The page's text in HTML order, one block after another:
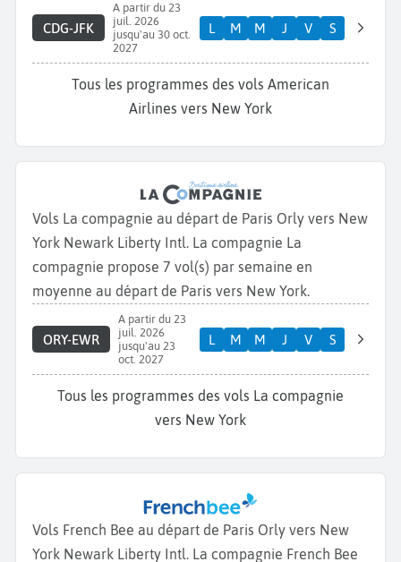
CDG-JFK
A partir du 23
juil. 2026
jusqu'au 30 oct.
2027
L M M J V S
Tous les programmes des vols American
Airlines vers New York
Vols La compagnie au départ de Paris Orly vers New
York Newark Liberty Intl. La compagnie La
compagnie propose 7 vol(s) par semaine en
moyenne au départ de Paris vers New York.
ORY-EWR
A partir du 23
juil. 2026
jusqu'au 23
oct. 2027
L M M J V S
Tous les programmes des vols La compagnie
vers New York
Vols French Bee au départ de Paris Orly vers New
York Newark Liberty Intl. La compagnie French Bee